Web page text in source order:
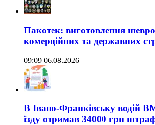
Пакотек: виготовлення
комерційних та державних
09:09 06.08.2026
В Івано-Франківську водій
їзду отримав 34000 грн